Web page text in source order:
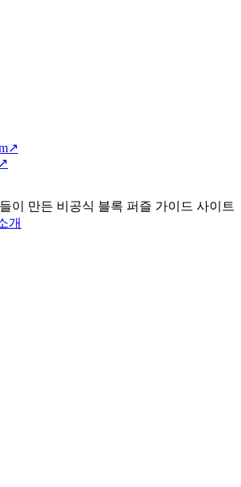
↗️
↗️
이 만든 비공식 블록 퍼즐 가이드 사이트
개